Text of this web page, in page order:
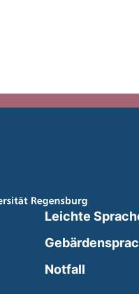
Leichte
Notfall